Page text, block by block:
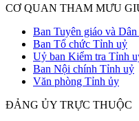
CƠ QUAN THAM MƯU
Ban Tuyên giáo và Dân
Ban Tổ chức Tỉnh uỷ
Uỷ ban Kiểm tra Tỉnh
Ban Nội chính Tỉnh uỷ
Văn phòng Tỉnh ủy
ĐẢNG ỦY TRỰC THUỘC